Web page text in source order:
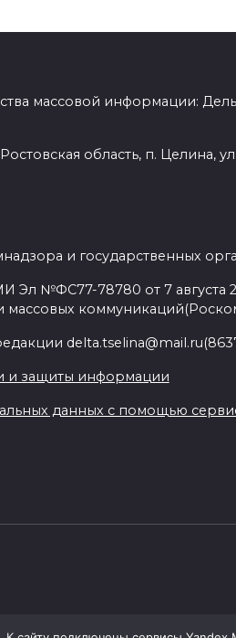
массовой информации:
область, п. Целина,
и государственных
Эл №ФС77-78780 от 7 августа
и защиты информации
данных с помощью